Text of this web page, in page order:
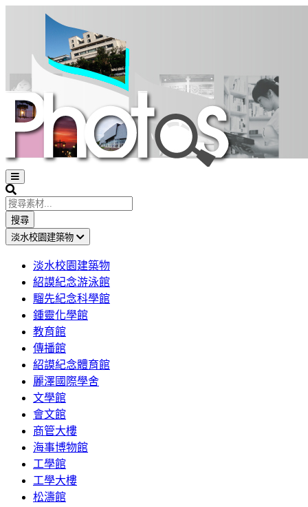
Open
sidebar
Search
搜尋
淡水校園建築物
淡水校園建築物
紹謨紀念游泳館
騮先紀念科學館
鍾靈化學館
教育館
傳播館
紹謨紀念體育館
麗澤國際學舍
文學館
會文館
商管大樓
海事博物館
工學館
工學大樓
松濤館